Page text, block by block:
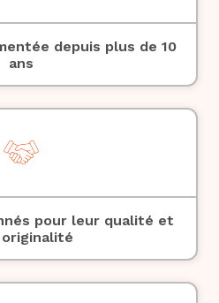
depuis plus de 10
ans
pour leur qualité et